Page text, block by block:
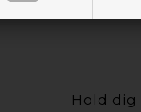
Hold